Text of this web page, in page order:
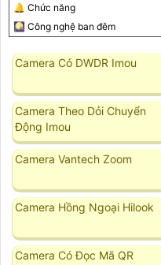
🔔 Chức năng
🎑 Công nghệ ban đêm
Camera Có DWDR Imou
Camera Theo Dỏi Chuyển
Động Imou
Camera Vantech Zoom
Camera Hồng Ngoại Hilook
Camera Có Đọc Mã QR